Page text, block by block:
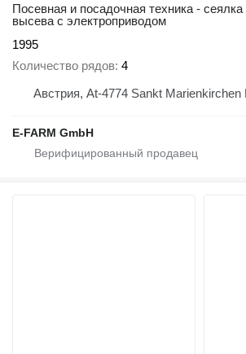
Посевная и посадочная техника - сеялка
высева с электроприводом
1995
Количество рядов 4
Австрия, At-4774 Sankt Marienkirchen
E-FARM GmbH